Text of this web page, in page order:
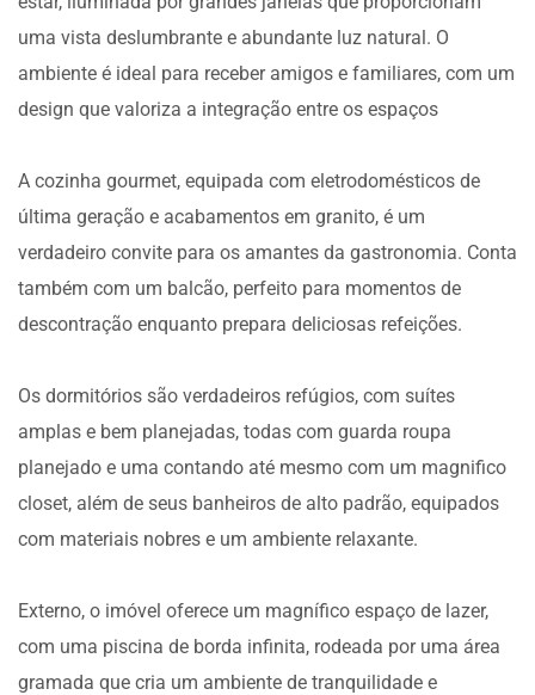
uma vista deslumbrante e abundante luz natural. O
ambiente é ideal para receber amigos e familiares, com um
design que valoriza a integração entre os espaços
A cozinha gourmet, equipada com eletrodomésticos de
última geração e acabamentos em granito, é um
verdadeiro convite para os amantes da gastronomia. Conta
também com um balcão, perfeito para momentos de
descontração enquanto prepara deliciosas refeições.
Os dormitórios são verdadeiros refúgios, com suítes
amplas e bem planejadas, todas com guarda roupa
planejado e uma contando até mesmo com um magnifico
closet, além de seus banheiros de alto padrão, equipados
com materiais nobres e um ambiente relaxante.
Externo, o imóvel oferece um magnífico espaço de lazer,
com uma piscina de borda infinita, rodeada por uma área
gramada que cria um ambiente de tranquilidade e